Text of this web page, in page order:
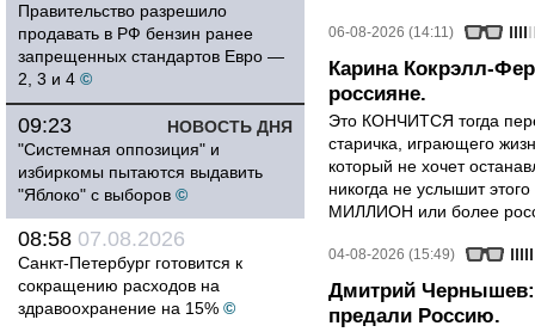
Правительство разрешило
продавать в РФ бензин ранее
запрещенных стандартов Евро —
2, 3 и 4 ©
НОВОСТЬ ДНЯ
09:23
"Системная оппозиция" и
избиркомы пытаются выдавить
"Яблоко" с выборов ©
08:58 07.08.2026
Санкт-Петербург готовится к
сокращению расходов на
здравоохранение на 15% ©
06-08-2026 (14:11)
Карина Кокрэлл-
россияне.
Это КОНЧИТСЯ тогда
старичка, играющего
который не хочет
никогда не услышит
МИЛЛИОН или более
04-08-2026 (15:49)
Дмитрий Чернышев:
предали Россию.